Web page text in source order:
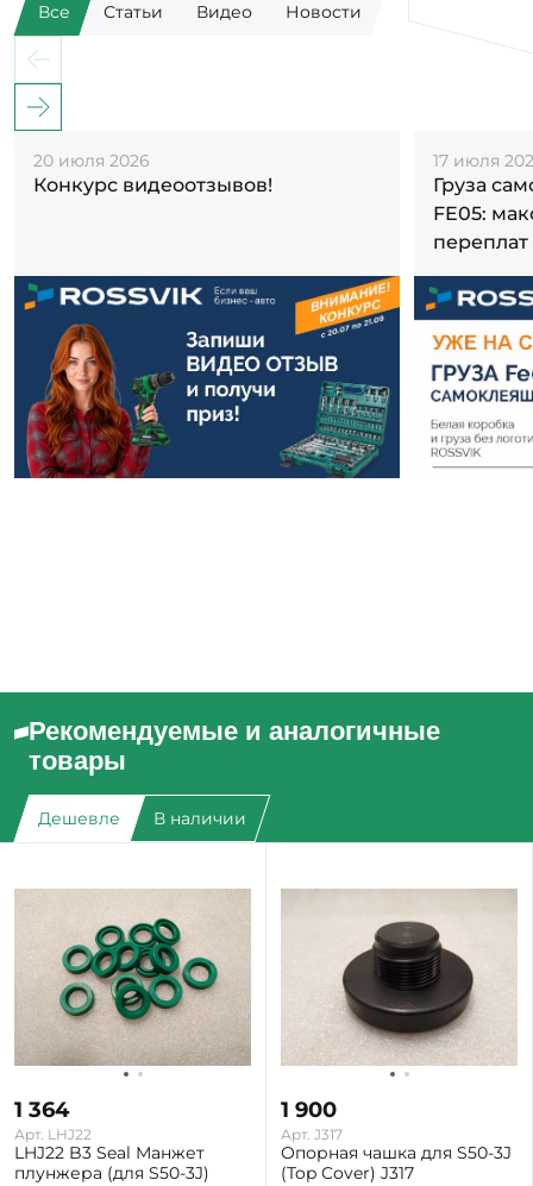
Все Статьи Видео Новости
20 июля 2026
Конкурс видеоотзывов!
17 июля
Груза
FE05:
переплат
Рекомендуемые и аналогичные
товары
Дешевле В наличии
1 364
Арт. LHJ22
LHJ22 B3 Seal Манжет
плунжера (для S50-3J)
1 900
Арт. J317
Опорная чашка для S50-3J
(Top Cover) J317